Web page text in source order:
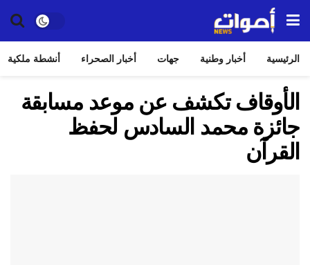
الرئيسية أخبار وطنية جهات أخبار الصحراء أنشطة ملكية
الأوقاف تكشف عن موعد مسابقة
جائزة محمد السادس لحفظ
القرآن